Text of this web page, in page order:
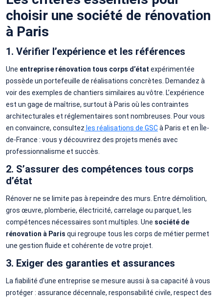
choisir une société de rénovation
à Paris
1. Vérifier l’expérience et les références
Une entreprise rénovation tous corps d’état expérimentée
possède un portefeuille de réalisations concrètes. Demandez à
voir des exemples de chantiers similaires au vôtre. L’expérience
est un gage de maîtrise, surtout à Paris où les contraintes
architecturales et réglementaires sont nombreuses. Pour vous
en convaincre, consultez les réalisations de GSCà Paris et en Île-
de-France : vous y découvrirez des projets menés avec
professionnalisme et succès.
2. S’assurer des compétences tous corps
d’état
Rénover ne se limite pas à repeindre des murs. Entre démolition,
gros œuvre, plomberie, électricité, carrelage ou parquet, les
compétences nécessaires sont multiples. Une société de
rénovation à Paris qui regroupe tous les corps de métier permet
une gestion fluide et cohérente de votre projet.
3. Exiger des garanties et assurances
La fiabilité d’une entreprise se mesure aussi à sa capacité à vous
protéger : assurance décennale, responsabilité civile, respect des